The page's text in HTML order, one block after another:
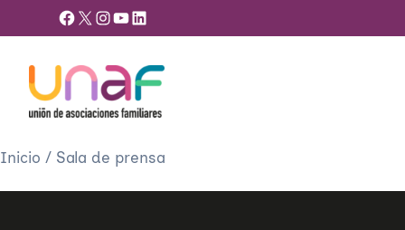
Facebook X InstagramYouTube LinkedIn
Inicio / Sala de prensa